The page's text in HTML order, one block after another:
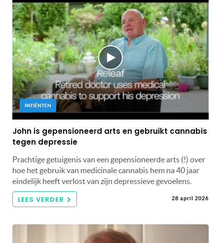
PATIËNTEN
John is gepensioneerd arts en gebruikt cannabis
tegen depressie
Prachtige getuigenis van een gepensioneerde arts (!) over
hoe het gebruik van medicinale cannabis hem na 40 jaar
eindelijk heeft verlost van zijn depressieve gevoelens.
LEES VERDER 28 april 2026